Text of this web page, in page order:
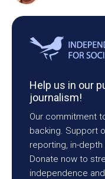
Help us in our
journalism!
Our commitment
backing. Support
reporting, in-
Donate now to
independence